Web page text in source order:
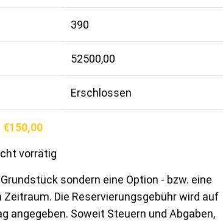
390
52500,00
Erschlossen
€150,00
vorrätig
sondern eine Option - bzw. eine
Die Reservierungsgebühr wird auf
angegeben. Soweit Steuern und Abgaben,